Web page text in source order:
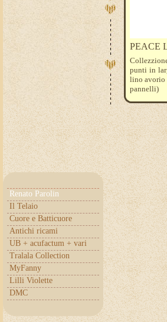
Renato Parolin
Il Telaio
Cuore e Batticuore
Antichi ricami
UB + acufactum + vari
Tralala Collection
MyFanny
Lilli Violette
DMC
PEACE
punti in
lino avorio
pannelli)